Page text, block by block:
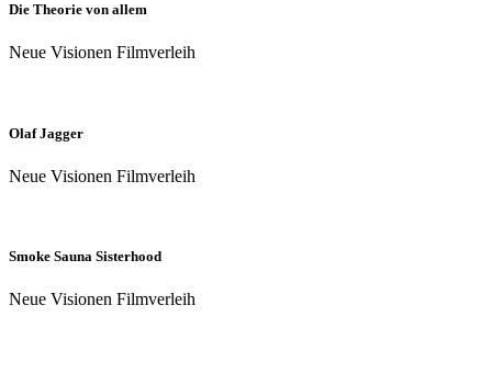
Die Theorie von allem
Neue Visionen Filmverleih
Olaf Jagger
Neue Visionen Filmverleih
Smoke Sauna Sisterhood
Neue Visionen Filmverleih